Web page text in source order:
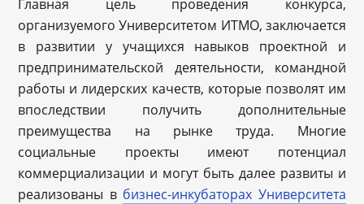
Главная цель проведения конкурса,
организуемого Университетом ИТМО, заключается
в развитии у учащихся навыков проектной и
предпринимательской деятельности, командной
работы и лидерских качеств, которые позволят им
впоследствии получить дополнительные
преимущества на рынке труда. Многие
социальные проекты имеют потенциал
коммерциализации и могут быть далее развиты и
реализованы в бизнес-инкубаторах Университета